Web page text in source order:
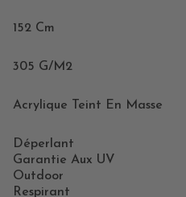
152 Cm
305 G/m2
Acrylique Teint En Masse
Déperlant
Garantie Aux UV
Outdoor
Respirant